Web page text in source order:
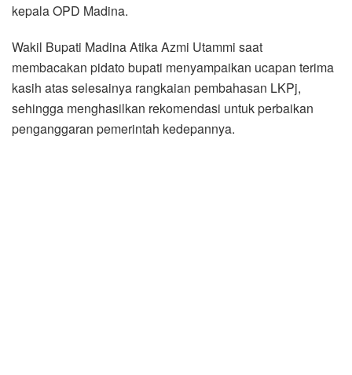
kepala OPD Madina.
Wakil Bupati Madina Atika Azmi Utammi saat
membacakan pidato bupati menyampaikan ucapan terima
kasih atas selesainya rangkaian pembahasan LKPj,
sehingga menghasilkan rekomendasi untuk perbaikan
penganggaran pemerintah kedepannya.